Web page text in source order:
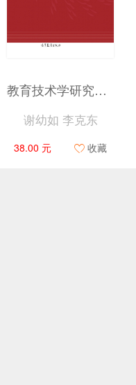
教育技术学研究方法基础（第2版）
谢幼如 李克东
38.00 元 收藏